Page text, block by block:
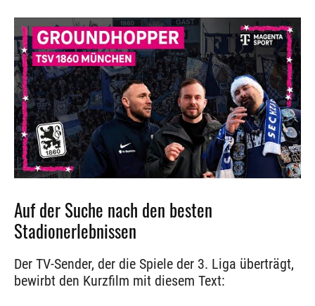
Auf der Suche nach den besten
Stadionerlebnissen
Der TV-Sender, der die Spiele der 3. Liga überträgt,
bewirbt den Kurzfilm mit diesem Text: